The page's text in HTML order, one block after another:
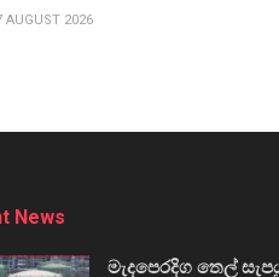
AUGUST 2026
News
මැදපෙරදිග තෙල්